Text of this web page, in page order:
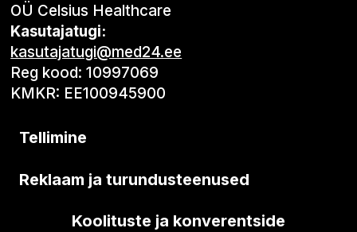
OÜ Celsius Healthcare
Kasutajatugi:
kasutajatugi@med24.ee
Reg kood: 10997069
KMKR: EE100945900
Tellimine
Reklaam ja turundusteenused
Koolituste ja konverentside